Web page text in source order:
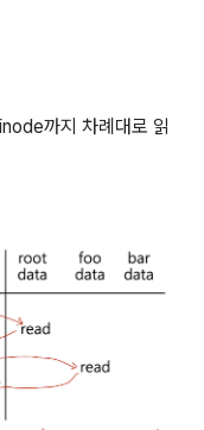
까지 차례대로 읽